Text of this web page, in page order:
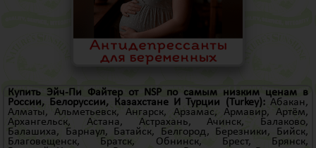
Купить Эйч-Пи Файтер от NSP по самым низким ценам в
России, Белоруссии, Казахстане ИТурции (Turkey): Абакан,
Алматы,Альметьевск,Ангарск, Арзамас, Армавир,Артём,
Архангельск, Астана, Астрахань,Ачинск, Балаково,
Балашиха, Барнаул, Батайск, Белгород, Березники, Бийск,
Благовещенск, Братск, Обнинск, Брест, Брянск,